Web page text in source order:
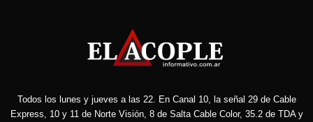
Todos los lunes y jueves a las 22. En Canal 10, la señal 29 de Cable
Express, 10 y 11 de Norte Visión, 8 de Salta Cable Color, 35.2 de TDA y